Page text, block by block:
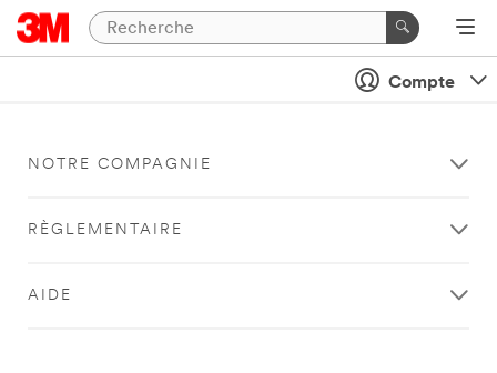
Compte
NOTRE COMPAGNIE
RÈGLEMENTAIRE
AIDE